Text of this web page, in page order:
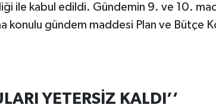
ile kabul edildi. Gündemin 9. ve 10.
konulu gündem maddesi Plan ve Bütçe
YETERSİZ KALDI’’